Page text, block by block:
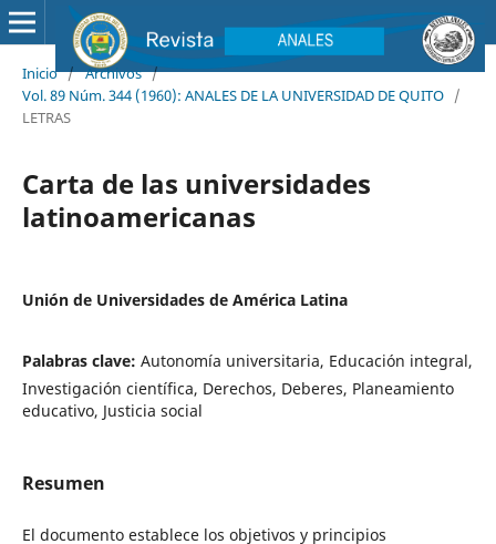
Inicio / Archivos /
Vol. 89 Núm. 344 (1960): ANALES DE LA UNIVERSIDAD DE QUITO /
LETRAS
Carta de las universidades
latinoamericanas
Unión de Universidades de América Latina
Palabras clave: Autonomía universitaria, Educación integral,
Investigación científica, Derechos, Deberes, Planeamiento
educativo, Justicia social
Resumen
El documento establece los objetivos y principios